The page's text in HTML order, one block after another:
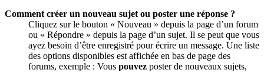
Comment créer un nouveau sujet ou poster une réponse ?
Cliquez sur le bouton « Nouveau » depuis la page d’un forum
ou « Répondre » depuis la page d’un sujet. Il se peut que vous
ayez besoin d’être enregistré pour écrire un message. Une liste
des options disponibles est affichée en bas de page des
forums, exemple : Vous pouvez poster de nouveaux sujets,